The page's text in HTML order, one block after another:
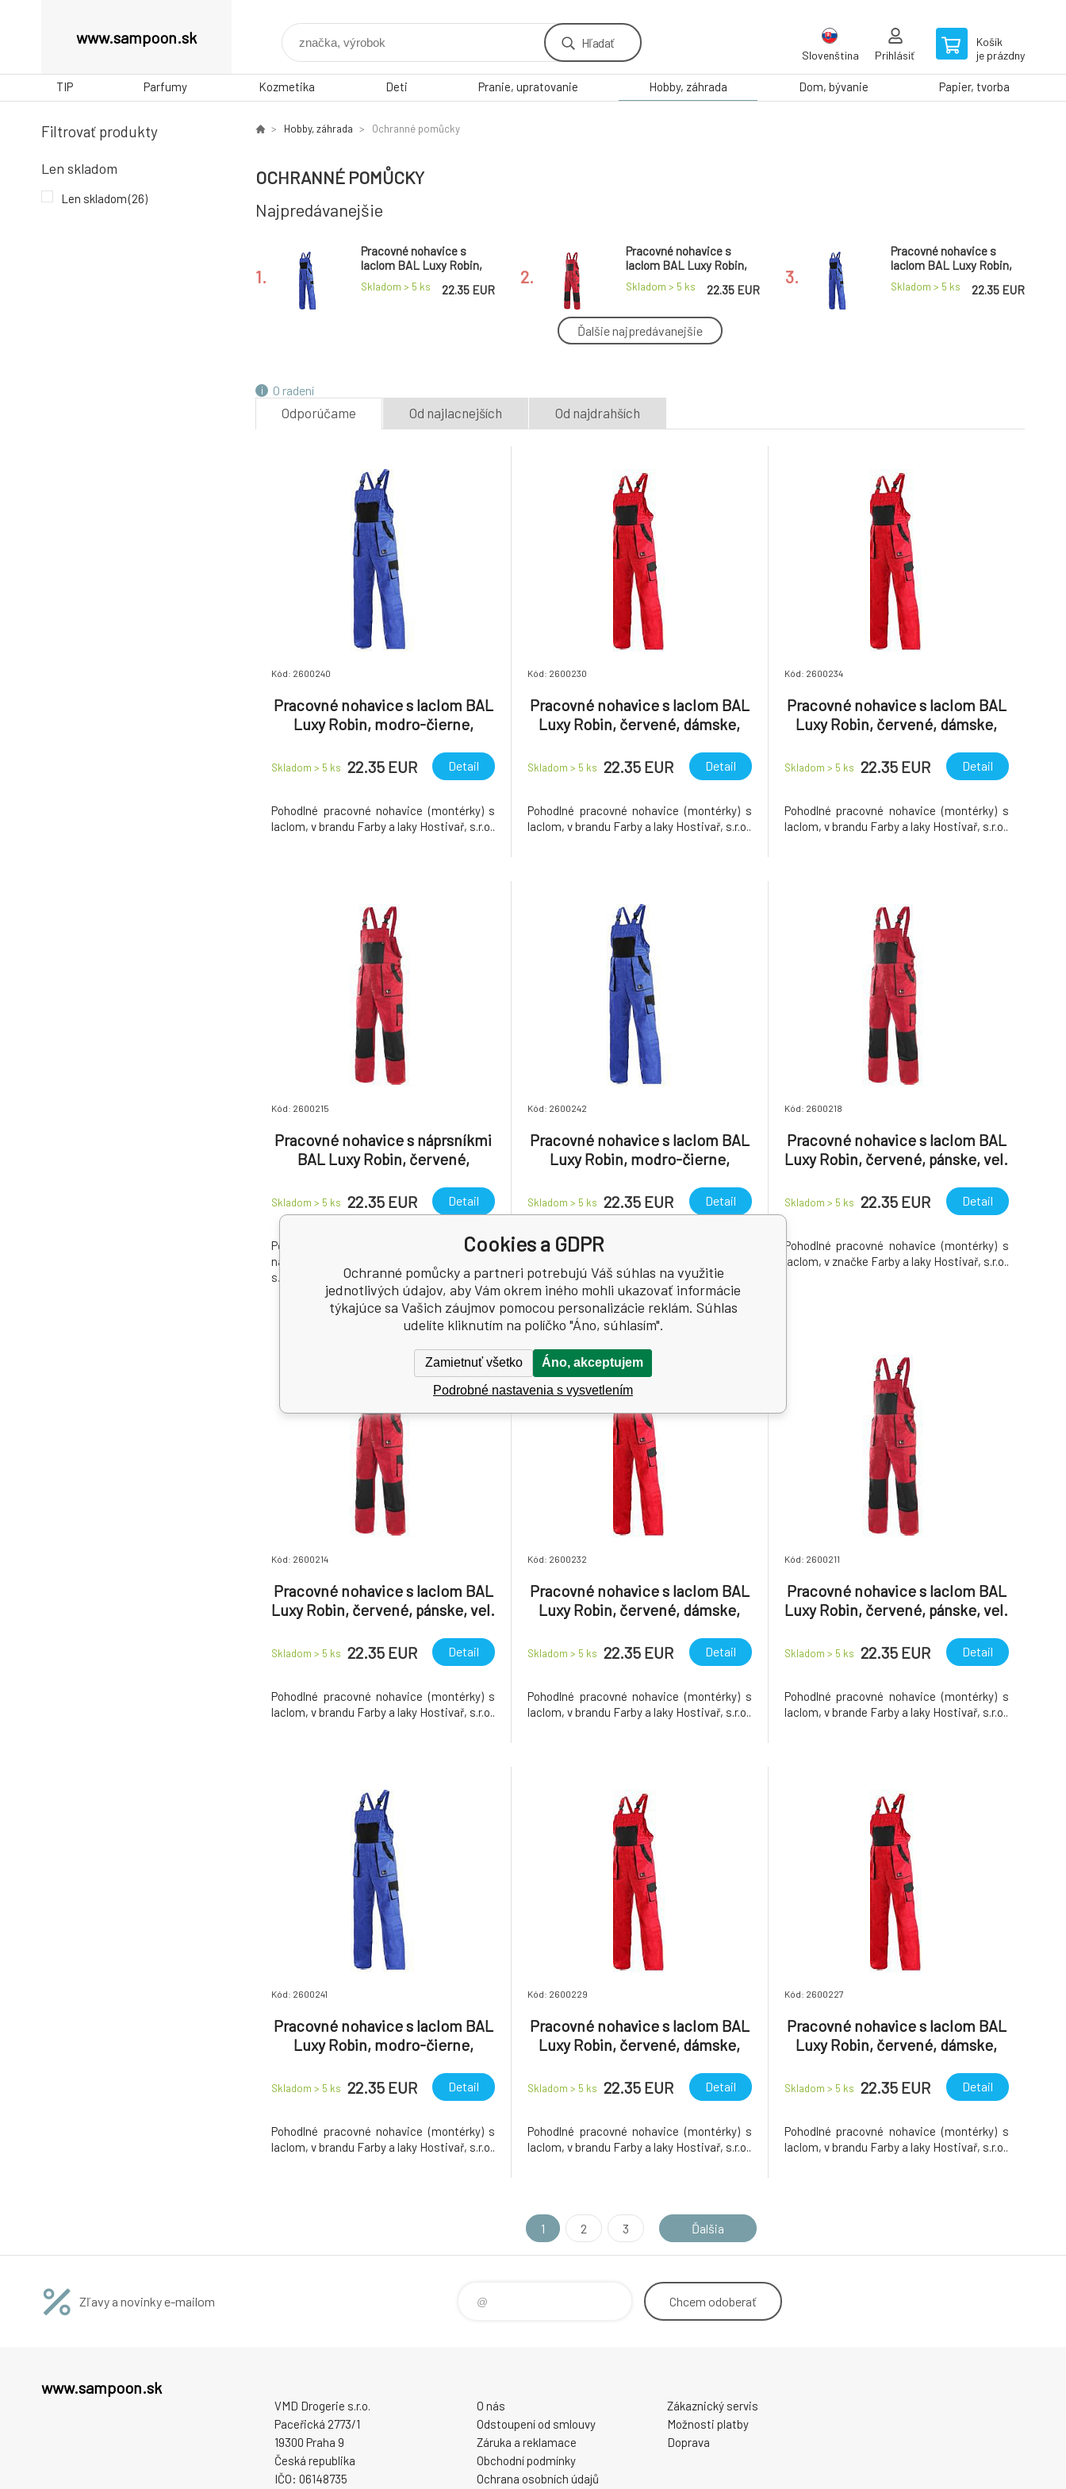
www.sampoon.sk Hľadať
Slovenština Prihlásiť
Košík
je prázdny
TIP Parfumy Kozmetika Deti Pranie, upratovanie Hobby, záhrada Dom, bývanie Papier, tvorba
Filtrovať produkty
Len skladom
Len skladom(26)
Hobby, záhrada Ochranné pomůcky
OCHRANNÉ POMŮCKY
Najpredávanejšie
1.
Pracovné nohavice s
laclom BAL Luxy Robin,
modro-čierne, dámske,
vel. 54
Skladom > 5 ks 22.35 EUR
2.
Pracovné nohavice s
laclom BAL Luxy Robin,
červené, pánske, vel. 66
Skladom > 5 ks 22.35 EUR
3.
Pracovné nohavice s
laclom BAL Luxy Robin,
modro-čierne, dámske,
veľ. 52
Skladom > 5 ks 22.35 EUR
Pracovné nohavice s
Pracovné nohavice s
Ďalšie najpredávanejšie
O radení
Odporúčame Od najlacnejších Od najdrahších
Kód: 2600240
Pracovné nohavice s laclom BAL
Luxy Robin, modro-čierne,
Skladom > 5 ks 22.35 EUR Detail
Pohodlné pracovné nohavice (montérky) s
laclom, v brandu Farby a laky Hostivař, s.r.o..
Kód: 2600230
Pracovné nohavice s laclom BAL
Luxy Robin, červené, dámske,
Skladom > 5 ks 22.35 EUR Detail
Pohodlné pracovné nohavice (montérky) s
laclom, v brandu Farby a laky Hostivař, s.r.o..
Kód: 2600234
Pracovné nohavice s laclom BAL
Luxy Robin, červené, dámske,
Skladom > 5 ks 22.35 EUR Detail
Pohodlné pracovné nohavice (montérky) s
laclom, v brandu Farby a laky Hostivař, s.r.o..
Kód: 2600215
Pracovné nohavice s náprsníkmi
BAL Luxy Robin, červené,
Skladom > 5 ks 22.35 EUR Detail
Pohodlné pracovné nohavice (montérky) s
náprsníkmi, v značke Farby a laky Hostivař,
s.r.o..
Kód: 2600242
Pracovné nohavice s laclom BAL
Luxy Robin, modro-čierne,
Skladom > 5 ks 22.35 EUR Detail
Pohodlné pracovné nohavice (montérky) s
s.r.o..
Kód: 2600218
Pracovné nohavice s laclom BAL
Luxy Robin, červené, pánske, vel.
Skladom > 5 ks 22.35 EUR Detail
Pohodlné pracovné nohavice (montérky) s
laclom, v značke Farby a laky Hostivař, s.r.o..
Kód: 2600214
Pracovné nohavice s laclom BAL
Luxy Robin, červené, pánske, vel.
Skladom > 5 ks 22.35 EUR Detail
Pohodlné pracovné nohavice (montérky) s
laclom, v brandu Farby a laky Hostivař, s.r.o..
Kód: 2600232
Pracovné nohavice s laclom BAL
Luxy Robin, červené, dámske,
Skladom > 5 ks 22.35 EUR Detail
Pohodlné pracovné nohavice (montérky) s
laclom, v brandu Farby a laky Hostivař, s.r.o..
Kód: 2600211
Pracovné nohavice s laclom BAL
Luxy Robin, červené, pánske, vel.
Skladom > 5 ks 22.35 EUR Detail
Pohodlné pracovné nohavice (montérky) s
laclom, v brande Farby a laky Hostivař, s.r.o..
Kód: 2600241
Pracovné nohavice s laclom BAL
Luxy Robin, modro-čierne,
Skladom > 5 ks 22.35 EUR Detail
Pohodlné pracovné nohavice (montérky) s
laclom, v brandu Farby a laky Hostivař, s.r.o..
Kód: 2600229
Pracovné nohavice s laclom BAL
Luxy Robin, červené, dámske,
Skladom > 5 ks 22.35 EUR Detail
Pohodlné pracovné nohavice (montérky) s
laclom, v brandu Farby a laky Hostivař, s.r.o..
Kód: 2600227
Pracovné nohavice s laclom BAL
Luxy Robin, červené, dámske,
Skladom > 5 ks 22.35 EUR Detail
Pohodlné pracovné nohavice (montérky) s
laclom, v brandu Farby a laky Hostivař, s.r.o..
1 2 3 Ďalšia
Zľavy a novinky e-mailom Chcem odoberať
www.sampoon.sk
VMD Drogerie s.r.o.
Paceřická 2773/1
19300 Praha 9
Česká republika
IČO: 06148735
O nás
Odstoupení od smlouvy
Záruka a reklamace
Obchodní podmínky
Ochrana osobních údajů
Zákaznický servis
Možnosti platby
Doprava
Cookies a GDPR
Ochranné pomůcky a partneri potrebujú Váš súhlas na využitie
jednotlivých údajov, aby Vám okrem iného mohli ukazovať informácie
týkajúce sa Vašich záujmov pomocou personalizácie reklám. Súhlas
udelíte kliknutím na políčko "Áno, súhlasím".
Zamietnuť všetko Áno, akceptujem
Podrobné nastavenia s vysvetlením